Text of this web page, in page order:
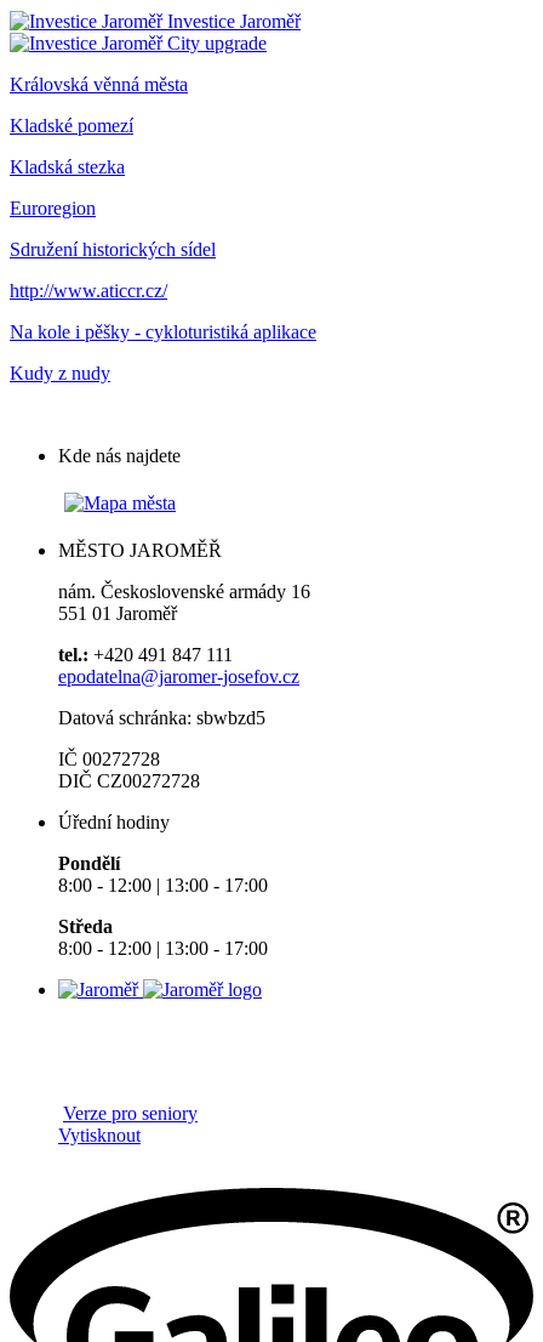
Investice Jaroměř
City upgrade
Královská věnná města
Kladské pomezí
Kladská stezka
Euroregion
Sdružení historických sídel
http://www.aticcr.cz/
Na kole i pěšky - cykloturistiká aplikace
Kudy z nudy
Kde nás najdete
MĚSTO JAROMĚŘ
nám. Československé armády 16
551 01 Jaroměř
tel.: +420 491 847 111
epodatelna@jaromer-josefov.cz
Datová schránka: sbwbzd5
IČ 00272728
DIČ CZ00272728
Úřední hodiny
Pondělí
8:00 - 12:00 | 13:00 - 17:00
Středa
8:00 - 12:00 | 13:00 - 17:00
Verze pro seniory
Vytisknout